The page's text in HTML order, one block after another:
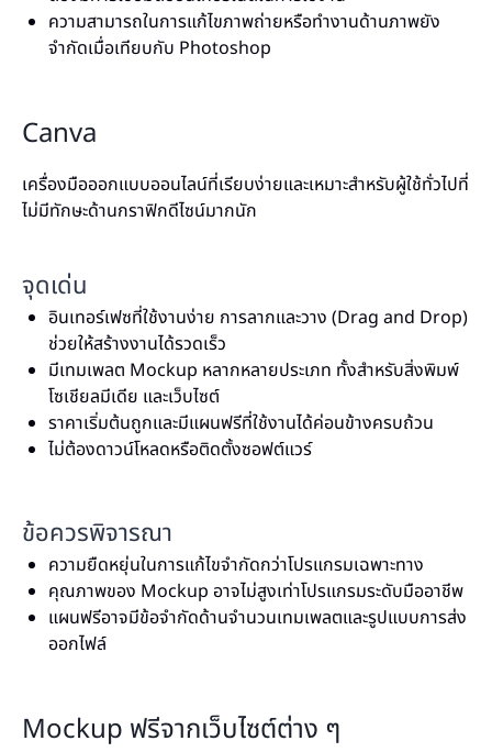
ความสามารถในการแก้ไขภาพถ่ายหรือทำงานด้านภาพยัง
จำกัดเมื่อเทียบกับ Photoshop
Canva
เครื่องมือออกแบบออนไลน์ที่เรียบง่ายและเหมาะสำหรับผู้ใช้ทั่วไปที่
ไม่มีทักษะด้านกราฟิกดีไซน์มากนัก
จุดเด่น
อินเทอร์เฟซที่ใช้งานง่าย การลากและวาง (Drag and Drop)
ช่วยให้สร้างงานได้รวดเร็ว
มีเทมเพลต Mockup หลากหลายประเภท ทั้งสำหรับสิ่งพิมพ์
โซเชียลมีเดีย และเว็บไซต์
ราคาเริ่มต้นถูกและมีแผนฟรีที่ใช้งานได้ค่อนข้างครบถ้วน
ไม่ต้องดาวน์โหลดหรือติดตั้งซอฟต์แวร์
ข้อควรพิจารณา
ความยืดหยุ่นในการแก้ไขจำกัดกว่าโปรแกรมเฉพาะทาง
คุณภาพของ Mockup อาจไม่สูงเท่าโปรแกรมระดับมืออาชีพ
แผนฟรีอาจมีข้อจำกัดด้านจำนวนเทมเพลตและรูปแบบการส่ง
ออกไฟล์
Mockup ฟรีจากเว็บไซต์ต่าง ๆ